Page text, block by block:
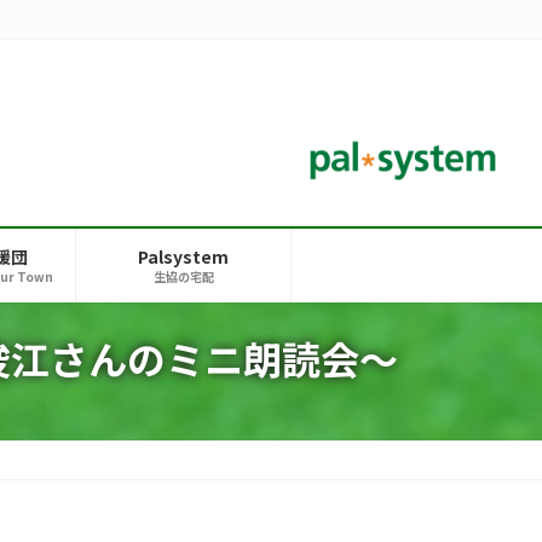
団
Town
Palsystem
生協の宅配
さんのミニ朗読会～